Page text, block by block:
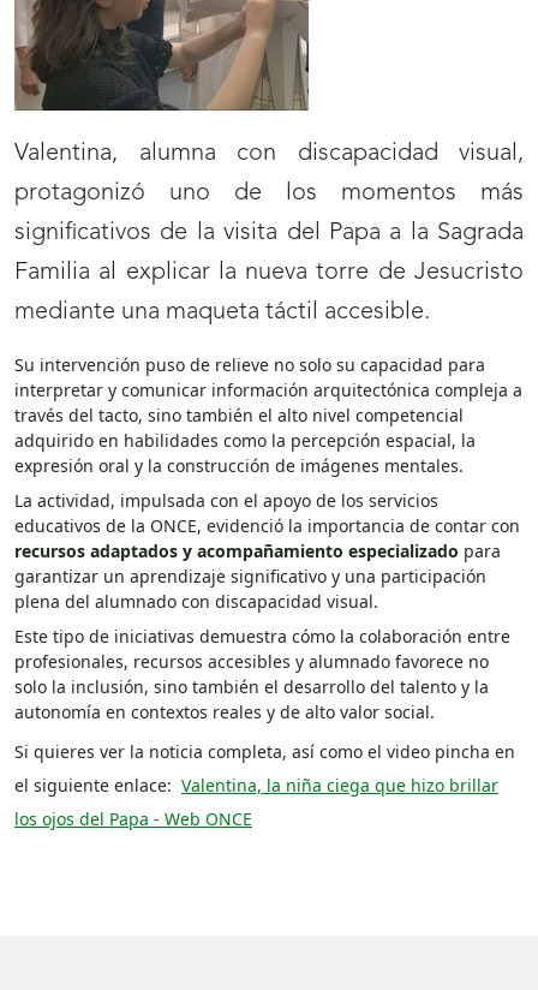
Valentina, alumna con discapacidad visual,
protagonizó uno de los momentos más
significativos de la visita del Papa a la Sagrada
Familia al explicar la nueva torre de Jesucristo
mediante una maqueta táctil accesible.
Su intervención puso de relieve no solo su capacidad para
interpretar y comunicar información arquitectónica compleja a
través del tacto, sino también el alto nivel competencial
adquirido en habilidades como la percepción espacial, la
expresión oral y la construcción de imágenes mentales.
La actividad, impulsada con el apoyo de los servicios
educativos de la ONCE, evidenció la importancia de contar con
recursos adaptados y acompañamiento especializado para
garantizar un aprendizaje significativo y una participación
plena del alumnado con discapacidad visual.
Este tipo de iniciativas demuestra cómo la colaboración entre
profesionales, recursos accesibles y alumnado favorece no
solo la inclusión, sino también el desarrollo del talento y la
autonomía en contextos reales y de alto valor social.
Si quieres ver la noticia completa, así como el video pincha en
el siguiente enlace: Valentina, la niña ciega que hizo brillar
los ojos del Papa - Web ONCE